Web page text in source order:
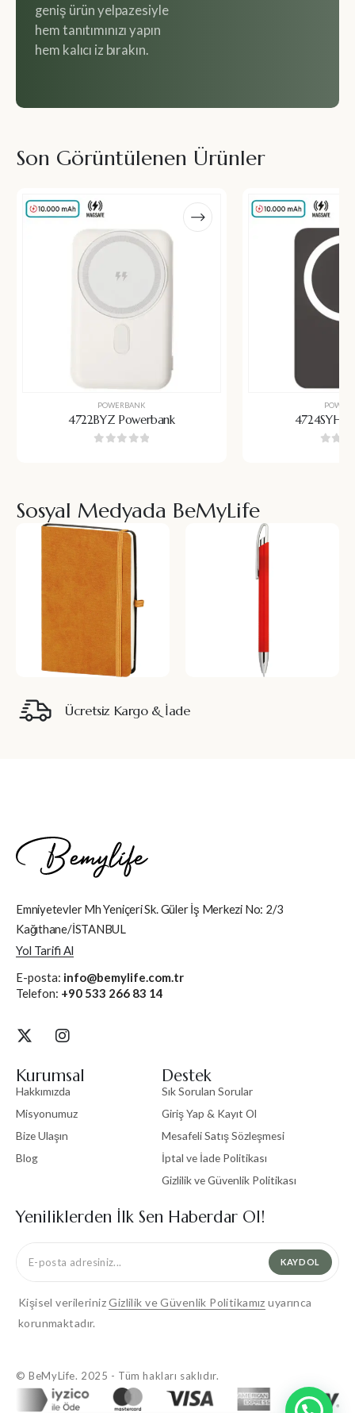
geniş ürün yelpazesiyle
hem tanıtımınızı yapın
hem kalıcı iz bırakın.
Son Görüntülenen Ürünler
POWERBANK
4722BYZ Powerbank 4724SYH
Sosyal Medyada BeMyLife
Ücretsiz Kargo & İade
Emniyetevler Mh Yeniçeri Sk. Güler İş Merkezi No: 2/3
Kağıthane/İSTANBUL
Yol Tarifi Al
E-posta: info@bemylife.com.tr
Telefon: +90 533 266 83 14
Kurumsal
Hakkımızda
Misyonumuz
Bize Ulaşın
Blog
Destek
Sık Sorulan Sorular
Giriş Yap & Kayıt Ol
Mesafeli Satış Sözleşmesi
İptal ve İade Politikası
Gizlilik ve Güvenlik Politikası
Yeniliklerden İlk Sen Haberdar Ol!
KAYDOL
Kişisel verilerinizGizlilik ve Güvenlik Politikamız uyarınca
korunmaktadır.
© BeMyLife. 2025 - Tüm hakları saklıdır.